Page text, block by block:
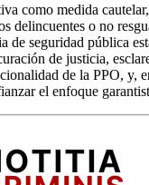
como medida
o no
seguridad pública
de justicia,
de la PPO,
el enfoque